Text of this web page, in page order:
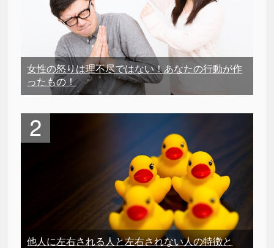
女性の怒りは理不尽ではない！あなたの行動が作
ったもの！
他人に左右される人と左右されない人の特徴と